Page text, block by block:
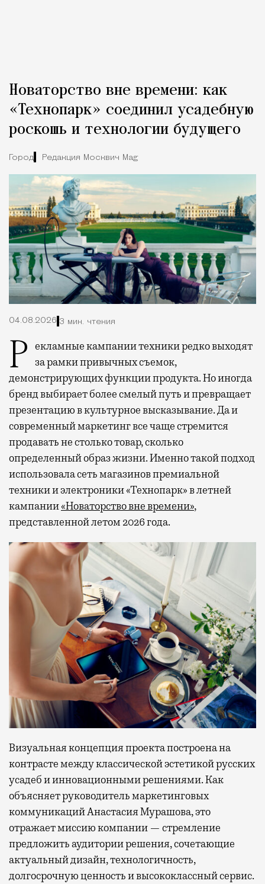
Новаторство вне времени: как
«Технопарк» соединил усадебную
роскошь и технологии будущего
Город Редакция Москвич Mag
04.08.2026 3 мин. чтения
Рекламные кампании техники редко выходят
за рамки привычных съемок,
демонстрирующих функции продукта. Но иногда
бренд выбирает более смелый путь и превращает
презентацию в культурное высказывание. Да и
современный маркетинг все чаще стремится
продавать не столько товар, сколько
определенный образ жизни. Именно такой подход
использовала сеть магазинов премиальной
техники и электроники «Технопарк» в летней
кампании«Новаторство вне времени»,
представленной летом 2026 года.
Визуальная концепция проекта построена на
контрасте между классической эстетикой русских
усадеб и инновационными решениями. Как
объясняет руководитель маркетинговых
коммуникаций Анастасия Мурашова, это
отражает миссию компании — стремление
предложить аудитории решения, сочетающие
актуальный дизайн, технологичность,
долгосрочную ценность и высококлассный сервис.